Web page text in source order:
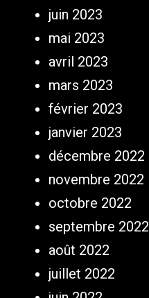
juin 2023
mai 2023
avril 2023
mars 2023
février 2023
janvier 2023
décembre 2022
novembre 2022
octobre 2022
septembre 2022
août 2022
juillet 2022